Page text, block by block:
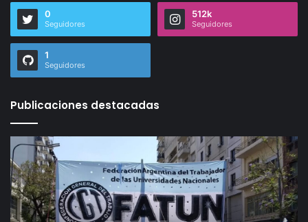
0
Seguidores
512k
Seguidores
1
Seguidores
Publicaciones destacadas
Gremios
universitarios
celebraron
el
fallo
favorable
el